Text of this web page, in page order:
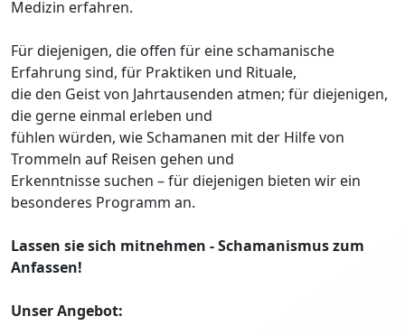
Medizin erfahren.
Für diejenigen, die offen für eine schamanische
Erfahrung sind, für Praktiken und Rituale,
die den Geist von Jahrtausenden atmen; für diejenigen,
die gerne einmal erleben und
fühlen würden, wie Schamanen mit der Hilfe von
Trommeln auf Reisen gehen und
Erkenntnisse suchen – für diejenigen bieten wir ein
besonderes Programm an.
Lassen sie sich mitnehmen - Schamanismus zum
Anfassen!
Unser Angebot: